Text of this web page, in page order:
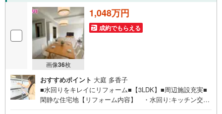
・キッズスペース用意しております。ぜひご家族そろってご来場くださ
・営業時間 午前9時00分～午後6時30分 （定休日:水曜日）
この時間帯はお電話でのお問い合わせがスムーズにご案内できます。
右下の電話ボタンをタッチ！もしくはお気軽にお電話ください。
画像36枚
1,048万円
成約でもらえる
おすすめポイント 大庭 多香子
■水回りをキレイにリフォーム■【3LDK】■周辺施設充実■
閑静な住宅地【リフォーム内容】 ・水回り:キッチン交